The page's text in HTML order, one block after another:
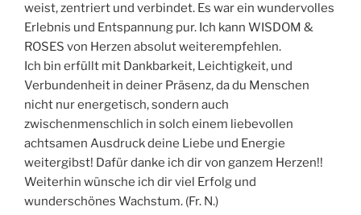
weist, zentriert und verbindet. Es war ein wundervolles
Erlebnis und Entspannung pur. Ich kann WISDOM &
ROSES von Herzen absolut weiterempfehlen.
Ich bin erfüllt mit Dankbarkeit, Leichtigkeit, und
Verbundenheit in deiner Präsenz, da du Menschen
nicht nur energetisch, sondern auch
zwischenmenschlich in solch einem liebevollen
achtsamen Ausdruck deine Liebe und Energie
weitergibst! Dafür danke ich dir von ganzem Herzen!!
Weiterhin wünsche ich dir viel Erfolg und
wunderschönes Wachstum. (Fr. N.)